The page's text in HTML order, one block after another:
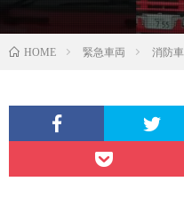
HOME 緊急車両 消防車